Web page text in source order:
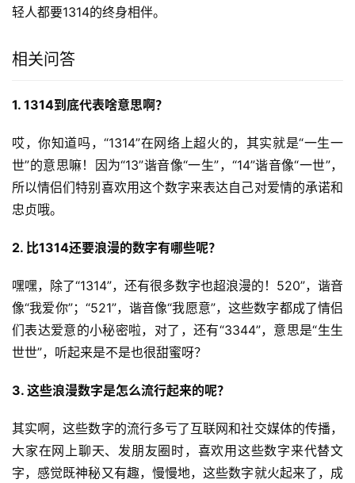
轻人都要1314的终身相伴。
相关问答
1. 1314到底代表啥意思啊？
哎，你知道吗，“1314”在网络上超火的，其实就是“一生一
世”的意思嘛！因为“13”谐音像“一生”，“14”谐音像“一世”，
所以情侣们特别喜欢用这个数字来表达自己对爱情的承诺和
忠贞哦。
2. 比1314还要浪漫的数字有哪些呢？
嘿嘿，除了“1314”，还有很多数字也超浪漫的！520”，谐音
像“我爱你”；“521”，谐音像“我愿意”，这些数字都成了情侣
们表达爱意的小秘密啦，对了，还有“3344”，意思是“生生
世世”，听起来是不是也很甜蜜呀？
3. 这些浪漫数字是怎么流行起来的呢？
其实啊，这些数字的流行多亏了互联网和社交媒体的传播，
大家在网上聊天、发朋友圈时，喜欢用这些数字来代替文
字，感觉既神秘又有趣，慢慢地，这些数字就火起来了，成